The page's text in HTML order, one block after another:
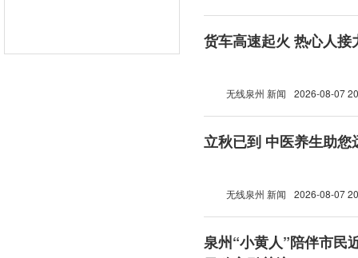
货车高速起火 热心人接
无线泉州 新闻 2026-08-07
立秋已到 中医养生助您
无线泉州 新闻 2026-08-07
泉州“小黄人”陪伴市民